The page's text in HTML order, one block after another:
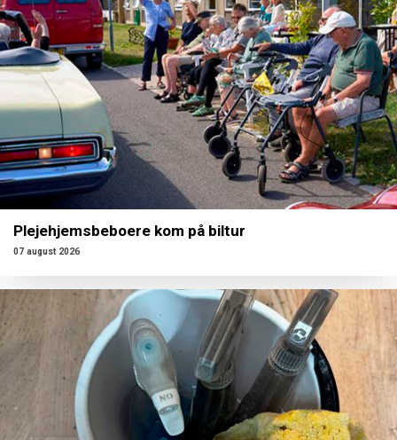
Plejehjemsbeboere kom på biltur
07 august 2026